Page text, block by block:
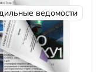
ведомости